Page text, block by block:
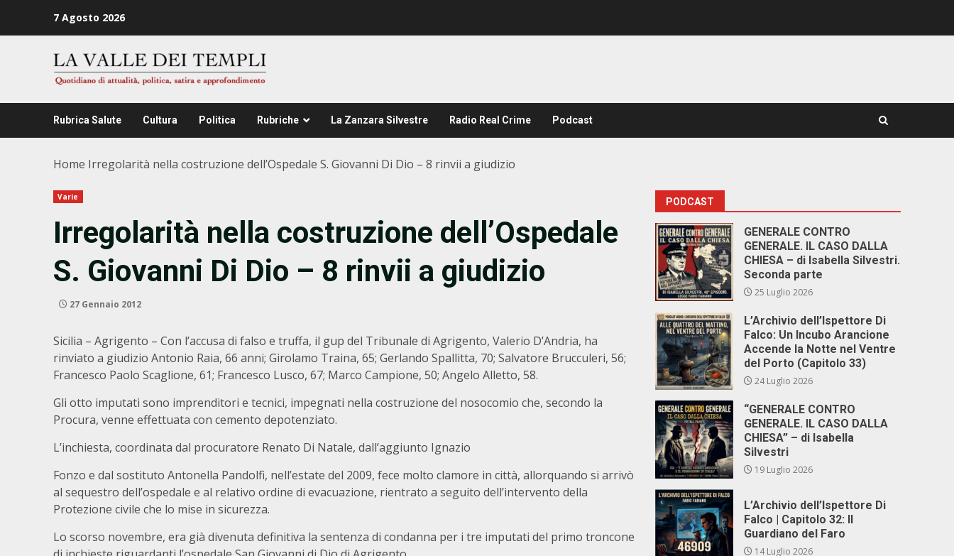
7 Agosto 2026
Rubrica Salute Cultura Politica Rubriche La Zanzara Silvestre Radio Real Crime Podcast
Home Irregolarità nella costruzione dell’Ospedale S. Giovanni Di Dio – 8 rinvii a giudizio
Varie
Irregolarità nella costruzione dell’Ospedale
S. Giovanni Di Dio – 8 rinvii a giudizio
27 Gennaio 2012
Sicilia – Agrigento – Con l’accusa di falso e truffa, il gup del Tribunale di Agrigento, Valerio D’Andria, ha
rinviato a giudizio Antonio Raia, 66 anni; Girolamo Traina, 65; Gerlando Spallitta, 70; Salvatore Brucculeri, 56;
Francesco Paolo Scaglione, 61; Francesco Lusco, 67; Marco Campione, 50; Angelo Alletto, 58.
Gli otto imputati sono imprenditori e tecnici, impegnati nella costruzione del nosocomio che, secondo la
Procura, venne effettuata con cemento depotenziato.
L’inchiesta, coordinata dal procuratore Renato Di Natale, dall’aggiunto Ignazio
Fonzo e dal sostituto Antonella Pandolfi, nell’estate del 2009, fece molto clamore in città, allorquando si arrivò
al sequestro dell’ospedale e al relativo ordine di evacuazione, rientrato a seguito dell’intervento della
Protezione civile che lo mise in sicurezza.
Lo scorso novembre, era già divenuta definitiva la sentenza di condanna per i tre imputati del primo troncone
PODCAST
GENERALE CONTRO
GENERALE. IL CASO DALLA
CHIESA – di Isabella Silvestri.
Seconda parte
25 Luglio 2026
L’Archivio dell’Ispettore Di
Falco: Un Incubo Arancione
Accende la Notte nel Ventre
del Porto (Capitolo 33)
24 Luglio 2026
“GENERALE CONTRO
GENERALE. IL CASO DALLA
CHIESA” – di Isabella
Silvestri
19 Luglio 2026
L’Archivio dell’Ispettore Di
Falco | Capitolo 32: Il
Guardiano del Faro
14 Luglio 2026